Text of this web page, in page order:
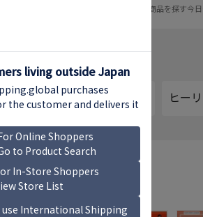
発売予定の商品を探す今
レコード ヒー
ー